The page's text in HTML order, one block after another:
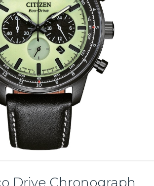
Drive Chronograph